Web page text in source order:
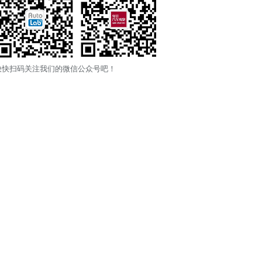
扫码关注我们的微信公众号吧！